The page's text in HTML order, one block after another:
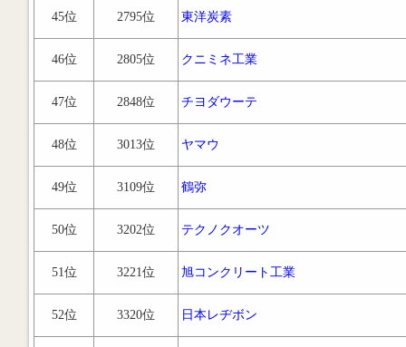
45位 2795位 東洋炭素
46位 2805位 クニミネ工業
47位 2848位 チヨダウーテ
48位 3013位 ヤマウ
49位 3109位 鶴弥
50位 3202位 テクノクオーツ
51位 3221位 旭コンクリート工業
52位 3320位 日本レヂボン